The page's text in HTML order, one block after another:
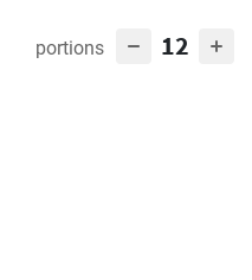
portions 12